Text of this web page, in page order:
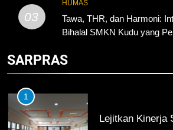
5
TKRO Berani
2000
03
HUMAS
Tawa, THR, dan Harmoni:
Bihalal SMKN Kudu yang
SARPRAS
1
Lejitkan Kinerja